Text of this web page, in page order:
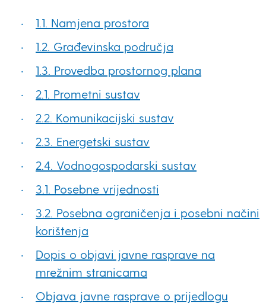
1.1. Namjena prostora
1.2. Građevinska područja
1.3. Provedba prostornog plana
2.1. Prometni sustav
2.2. Komunikacijski sustav
2.3. Energetski sustav
2.4. Vodnogospodarski sustav
3.1. Posebne vrijednosti
3.2. Posebna ograničenja i posebni načini
korištenja
Dopis o objavi javne rasprave na
mrežnim stranicama
Objava javne rasprave o prijedlogu